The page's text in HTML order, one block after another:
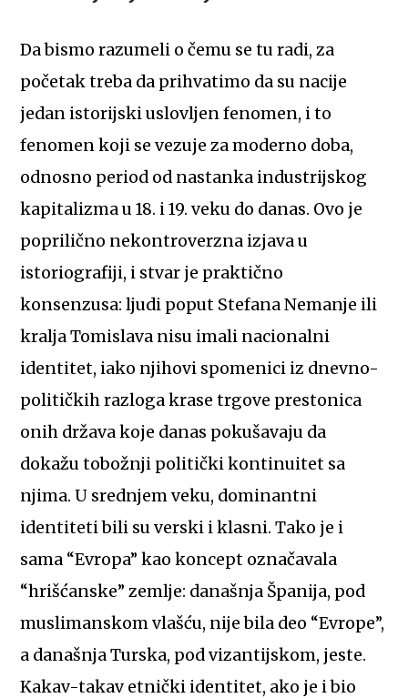
Da bismo razumeli o čemu se tu radi, za
početak treba da prihvatimo da su nacije
jedan istorijski uslovljen fenomen, i to
fenomen koji se vezuje za moderno doba,
odnosno period od nastanka industrijskog
kapitalizma u 18. i 19. veku do danas. Ovo je
poprilično nekontroverzna izjava u
istoriografiji, i stvar je praktično
konsenzusa: ljudi poput Stefana Nemanje ili
kralja Tomislava nisu imali nacionalni
identitet, iako njihovi spomenici iz dnevno-
političkih razloga krase trgove prestonica
onih država koje danas pokušavaju da
dokažu tobožnji politički kontinuitet sa
njima. U srednjem veku, dominantni
identiteti bili su verski i klasni. Tako je i
sama “Evropa” kao koncept označavala
“hrišćanske” zemlje: današnja Španija, pod
muslimanskom vlašću, nije bila deo “Evrope”,
a današnja Turska, pod vizantijskom, jeste.
Kakav-takav etnički identitet, ako je i bio